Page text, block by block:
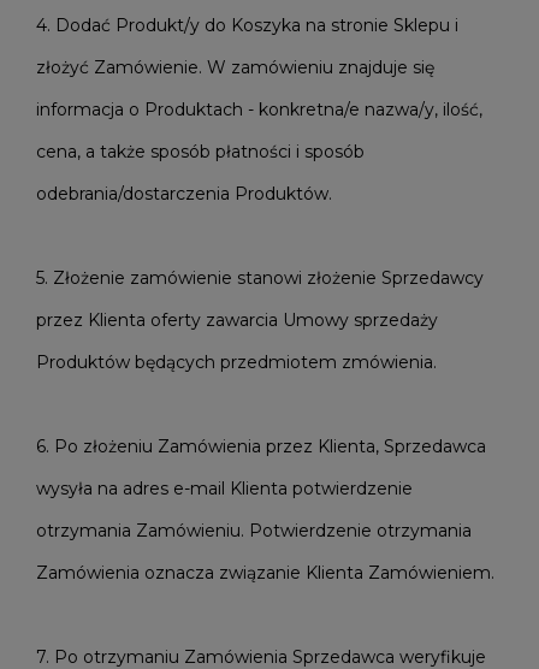
4. Dodać Produkt/y do Koszyka na stronie Sklepu i
złożyć Zamówienie. W zamówieniu znajduje się
informacja o Produktach - konkretna/e nazwa/y, ilość,
cena, a także sposób płatności i sposób
odebrania/dostarczenia Produktów.
5. Złożenie zamówienie stanowi złożenie Sprzedawcy
przez Klienta oferty zawarcia Umowy sprzedaży
Produktów będących przedmiotem zmówienia.
6. Po złożeniu Zamówienia przez Klienta, Sprzedawca
wysyła na adres e-mail Klienta potwierdzenie
otrzymania Zamówieniu. Potwierdzenie otrzymania
Zamówienia oznacza związanie Klienta Zamówieniem.
7. Po otrzymaniu Zamówienia Sprzedawca weryfikuje